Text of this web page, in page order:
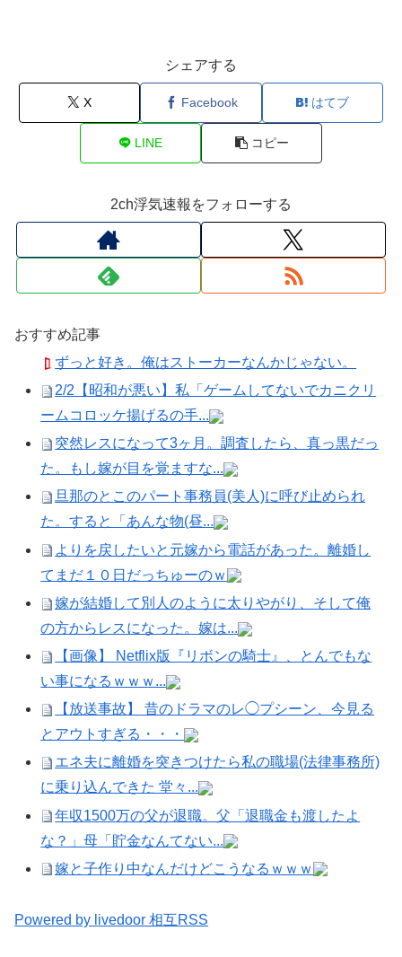
シェアする
X Facebook はてブ
LINE コピー
2ch浮気速報をフォローする
おすすめ記事
ずっと好き。俺はストーカーなんかじゃない。
2/2【昭和が悪い】私「ゲームしてないでカニクリ
ームコロッケ揚げるの手...
突然レスになって3ヶ月。調査したら、真っ黒だっ
た。もし嫁が目を覚ますな...
旦那のとこのパート事務員(美人)に呼び止められ
た。すると「あんな物(昼...
よりを戻したいと元嫁から電話があった。離婚し
てまだ１０日だっちゅーのｗ
嫁が結婚して別人のように太りやがり、そして俺
の方からレスになった。嫁は...
【画像】 Netflix版『リボンの騎士』、とんでもな
い事になるｗｗｗ...
【放送事故】 昔のドラマのレ◯プシーン、今見る
とアウトすぎる・・・
エネ夫に離婚を突きつけたら私の職場(法律事務所)
に乗り込んできた 堂々...
年収1500万の父が退職。父「退職金も渡したよ
な？」母「貯金なんてない...
嫁と子作り中なんだけどこうなるｗｗｗ
Powered by livedoor 相互RSS